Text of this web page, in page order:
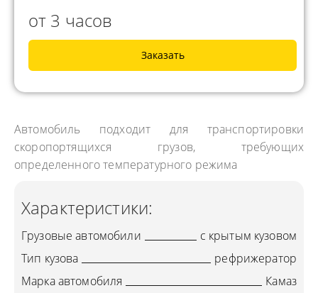
от 3 часов
Заказать
Автомобиль подходит для транспортировки
скоропортящихся грузов, требующих
определенного температурного режима
Характеристики:
Грузовые автомобили
с крытым кузовом
Тип кузова
рефрижератор
Марка автомобиля
Камаз